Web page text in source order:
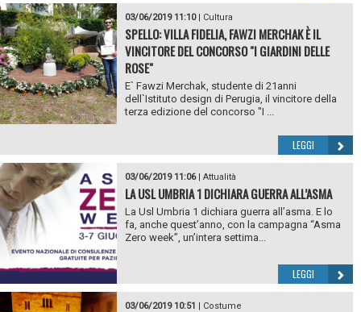
03/06/2019 11:10| Cultura
SPELLO: VILLA FIDELIA, FAWZI MERCHAK È IL
VINCITORE DEL CONCORSO "I GIARDINI DELLE
ROSE"
E` Fawzi Merchak, studente di 21anni
dell`Istituto design di Perugia, il vincitore della
terza edizione del concorso "I ...
LEGGI
03/06/2019 11:06| Attualità
LA USL UMBRIA 1 DICHIARA GUERRA ALL’ASMA
La Usl Umbria 1 dichiara guerra all’asma. E lo
fa, anche quest’anno, con la campagna “Asma
Zero week”, un’intera settima...
LEGGI
03/06/2019 10:51 | Costume